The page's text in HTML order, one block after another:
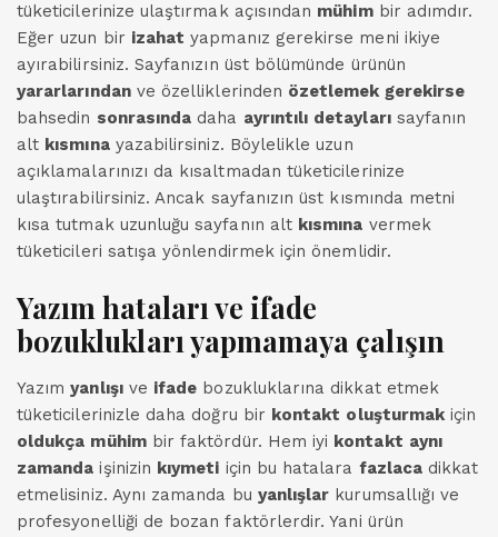
tüketicilerinize ulaştırmak açısından mühimbir adımdır.
Eğer uzun bir izahat yapmanız gerekirse meni ikiye
ayırabilirsiniz. Sayfanızın üst bölümünde ürünün
yararlarındanve özelliklerinden özetlemek gerekirse
bahsedin sonrasında daha ayrıntılı detaylarısayfanın
alt kısmınayazabilirsiniz. Böylelikle uzun
açıklamalarınızı da kısaltmadan tüketicilerinize
ulaştırabilirsiniz. Ancak sayfanızın üst kısmında metni
kısa tutmak uzunluğu sayfanın alt kısmına vermek
tüketicileri satışa yönlendirmek için önemlidir.
Yazım hataları veifade
bozuklukları yapmamaya çalışın
Yazımyanlışıve ifade bozukluklarına dikkat etmek
tüketicilerinizle daha doğru bir kontakt oluşturmak için
oldukça mühimbir faktördür. Hem iyi kontakt aynı
zamanda işinizin kıymeti için bu hatalara fazlacadikkat
etmelisiniz. Aynı zamanda bu yanlışlar kurumsallığı ve
profesyonelliği de bozan faktörlerdir. Yani ürün